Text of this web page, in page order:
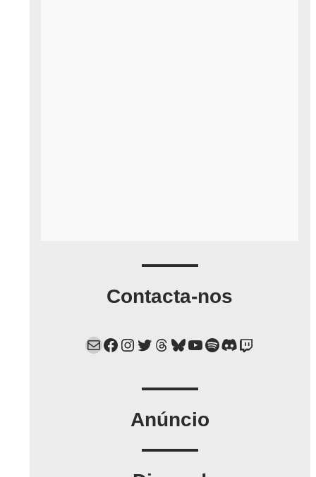
Contacta-nos
Mail Facebook Instagram Twitter Threads Bluesky YouTube Spotify Discord Twitch
Anúncio